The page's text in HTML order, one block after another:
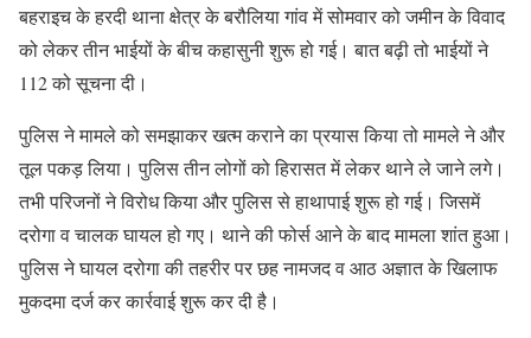
बहराइच के हरदी थाना क्षेत्र के बरौलिया गांव में सोमवार को जमीन के विवाद
को लेकर तीन भाईयों के बीच कहासुनी शुरू हो गई। बात बढ़ी तो भाईयों ने
112 को सूचना दी।
पुलिस ने मामले को समझाकर खत्म कराने का प्रयास किया तो मामले ने और
तूल पकड़ लिया। पुलिस तीन लोगों को हिरासत में लेकर थाने ले जाने लगे।
तभी परिजनों ने विरोध किया और पुलिस से हाथापाई शुरू हो गई। जिसमें
दरोगा व चालक घायल हो गए। थाने की फोर्स आने के बाद मामला शांत हुआ।
पुलिस ने घायल दरोगा की तहरीर पर छह नामजद व आठ अज्ञात के खिलाफ
मुकदमा दर्ज कर कार्रवाई शुरू कर दी है।